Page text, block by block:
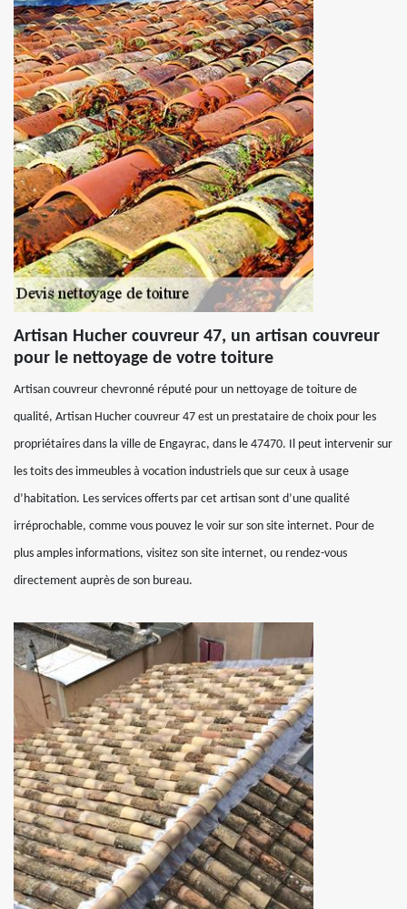
Artisan Hucher couvreur 47, un artisan couvreur
pour le nettoyage de votre toiture
Artisan couvreur chevronné réputé pour un nettoyage de toiture de
qualité, Artisan Hucher couvreur 47 est un prestataire de choix pour les
propriétaires dans la ville de Engayrac, dans le 47470. Il peut intervenir sur
les toits des immeubles à vocation industriels que sur ceux à usage
d’habitation. Les services offerts par cet artisan sont d’une qualité
irréprochable, comme vous pouvez le voir sur son site internet. Pour de
plus amples informations, visitez son site internet, ou rendez-vous
directement auprès de son bureau.